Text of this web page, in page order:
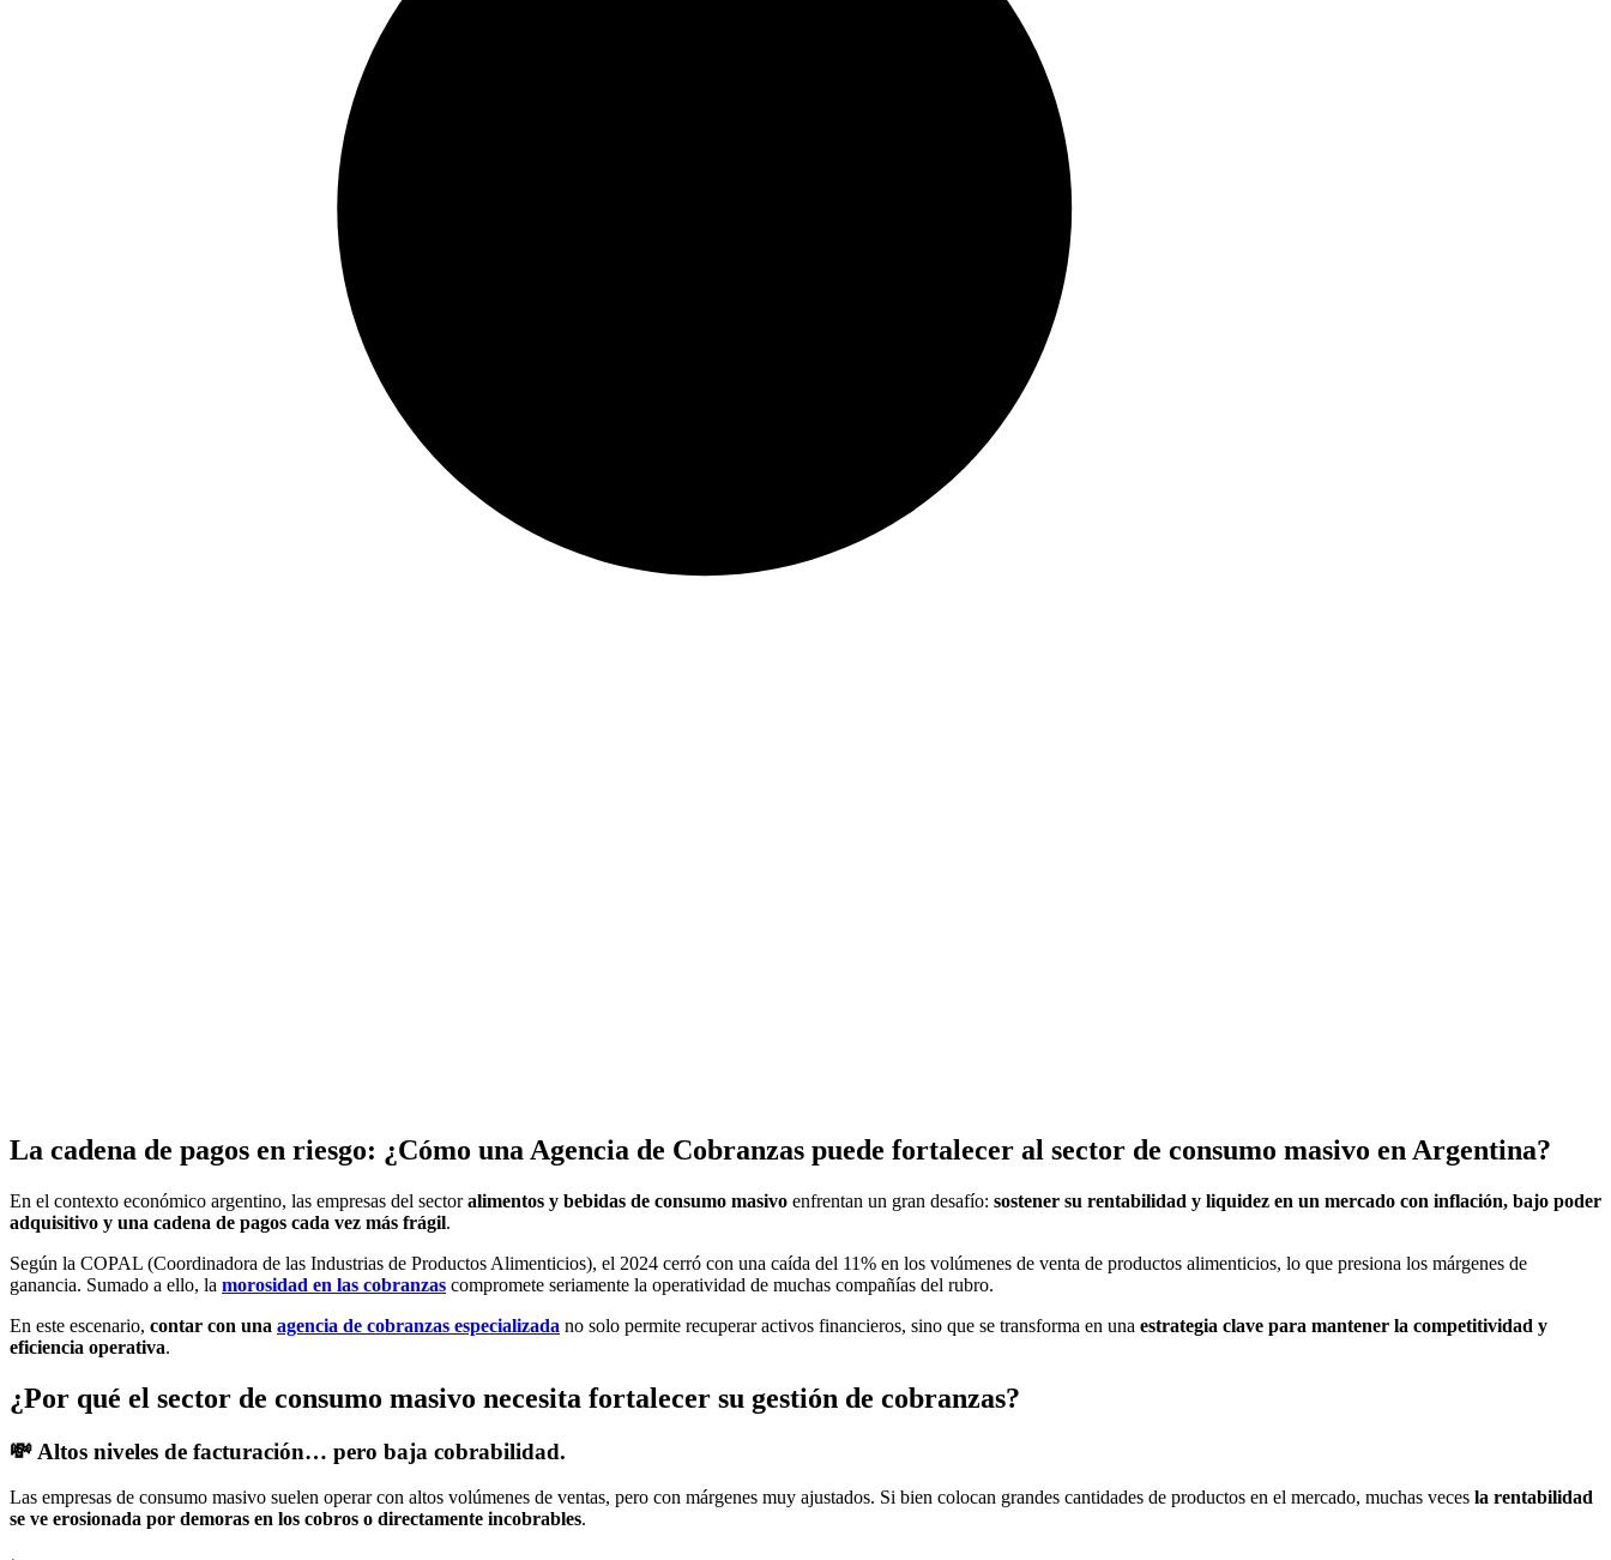
La cadena de pagos en riesgo: ¿Cómo una Agencia de Cobranzas puede fortalecer al sector de consumo masivo en Argentina?
En el contexto económico argentino, las empresas del sectoralimentos y bebidas de consumo masivo enfrentan un gran desafío: sostener su rentabilidad y liquidez en un mercado con inflación, bajo poder
adquisitivo y una cadena de pagos cada vez más frágil.
Según la COPAL (Coordinadora de las Industrias de Productos Alimenticios), el 2024 cerró con una caída del 11% en los volúmenes de venta de productos alimenticios, lo que presiona los márgenes de
ganancia. Sumado a ello, la morosidad en las cobranzas compromete seriamente la operatividad de muchas compañías del rubro.
En este escenario, contar con una agencia de cobranzas especializada no solo permite recuperar activos financieros, sino que se transforma en una estrategia clave para mantener la competitividad y
eficiencia operativa.
¿Por qué el sector de consumo masivo necesita fortalecer su gestión de cobranzas?
💸 Altos niveles de facturación… pero baja cobrabilidad.
Las empresas de consumo masivo suelen operar con altos volúmenes de ventas, pero con márgenes muy ajustados. Si bien colocan grandes cantidades de productos en el mercado, muchas veces la rentabilidad
se ve erosionada por demoras en los cobros o directamente incobrables.